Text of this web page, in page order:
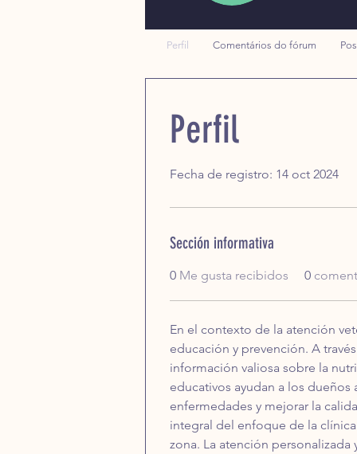
Perfil
Fecha de registro: 14 oct 2024
Sección informativa
0 Me gusta recibidos 0
En el contexto de la atención
educación y prevención. A
información valiosa sobre la
educativos ayudan a los
enfermedades y mejorar la
integral del enfoque de la
zona. La atención
Perfil Comentários do fórum